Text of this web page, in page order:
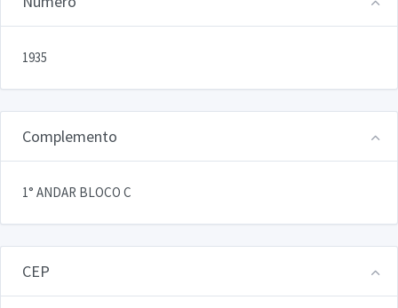
1935
Complemento
1° ANDAR BLOCO C
CEP